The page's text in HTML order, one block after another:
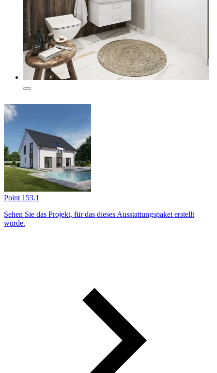
Point 153.1
Sehen Sie das Projekt, für das dieses Ausstattungs­paket erstellt
wurde.